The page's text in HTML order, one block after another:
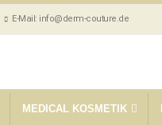
E-Mail: info@derm-couture.de
MEDICAL KOSMETIK